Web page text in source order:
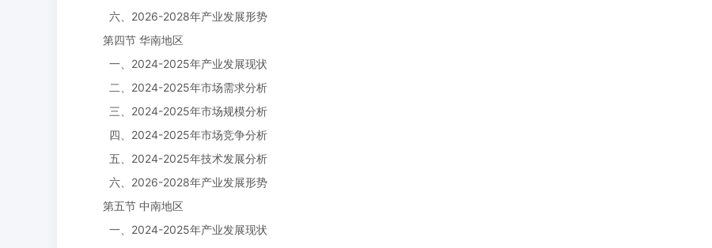
六、2026-2028年产业发展形势
第四节 华南地区
一、2024-2025年产业发展现状
二、2024-2025年市场需求分析
三、2024-2025年市场规模分析
四、2024-2025年市场竞争分析
五、2024-2025年技术发展分析
六、2026-2028年产业发展形势
第五节 中南地区
一、2024-2025年产业发展现状